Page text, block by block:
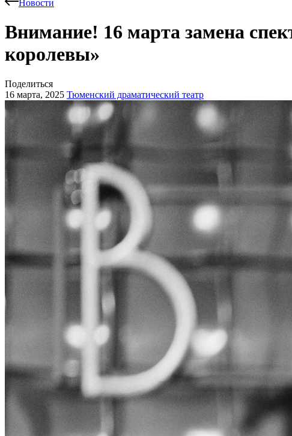
Новости
Внимание! 16 марта замена
королевы»
Поделиться
16 марта, 2025 Тюменский драматический театр